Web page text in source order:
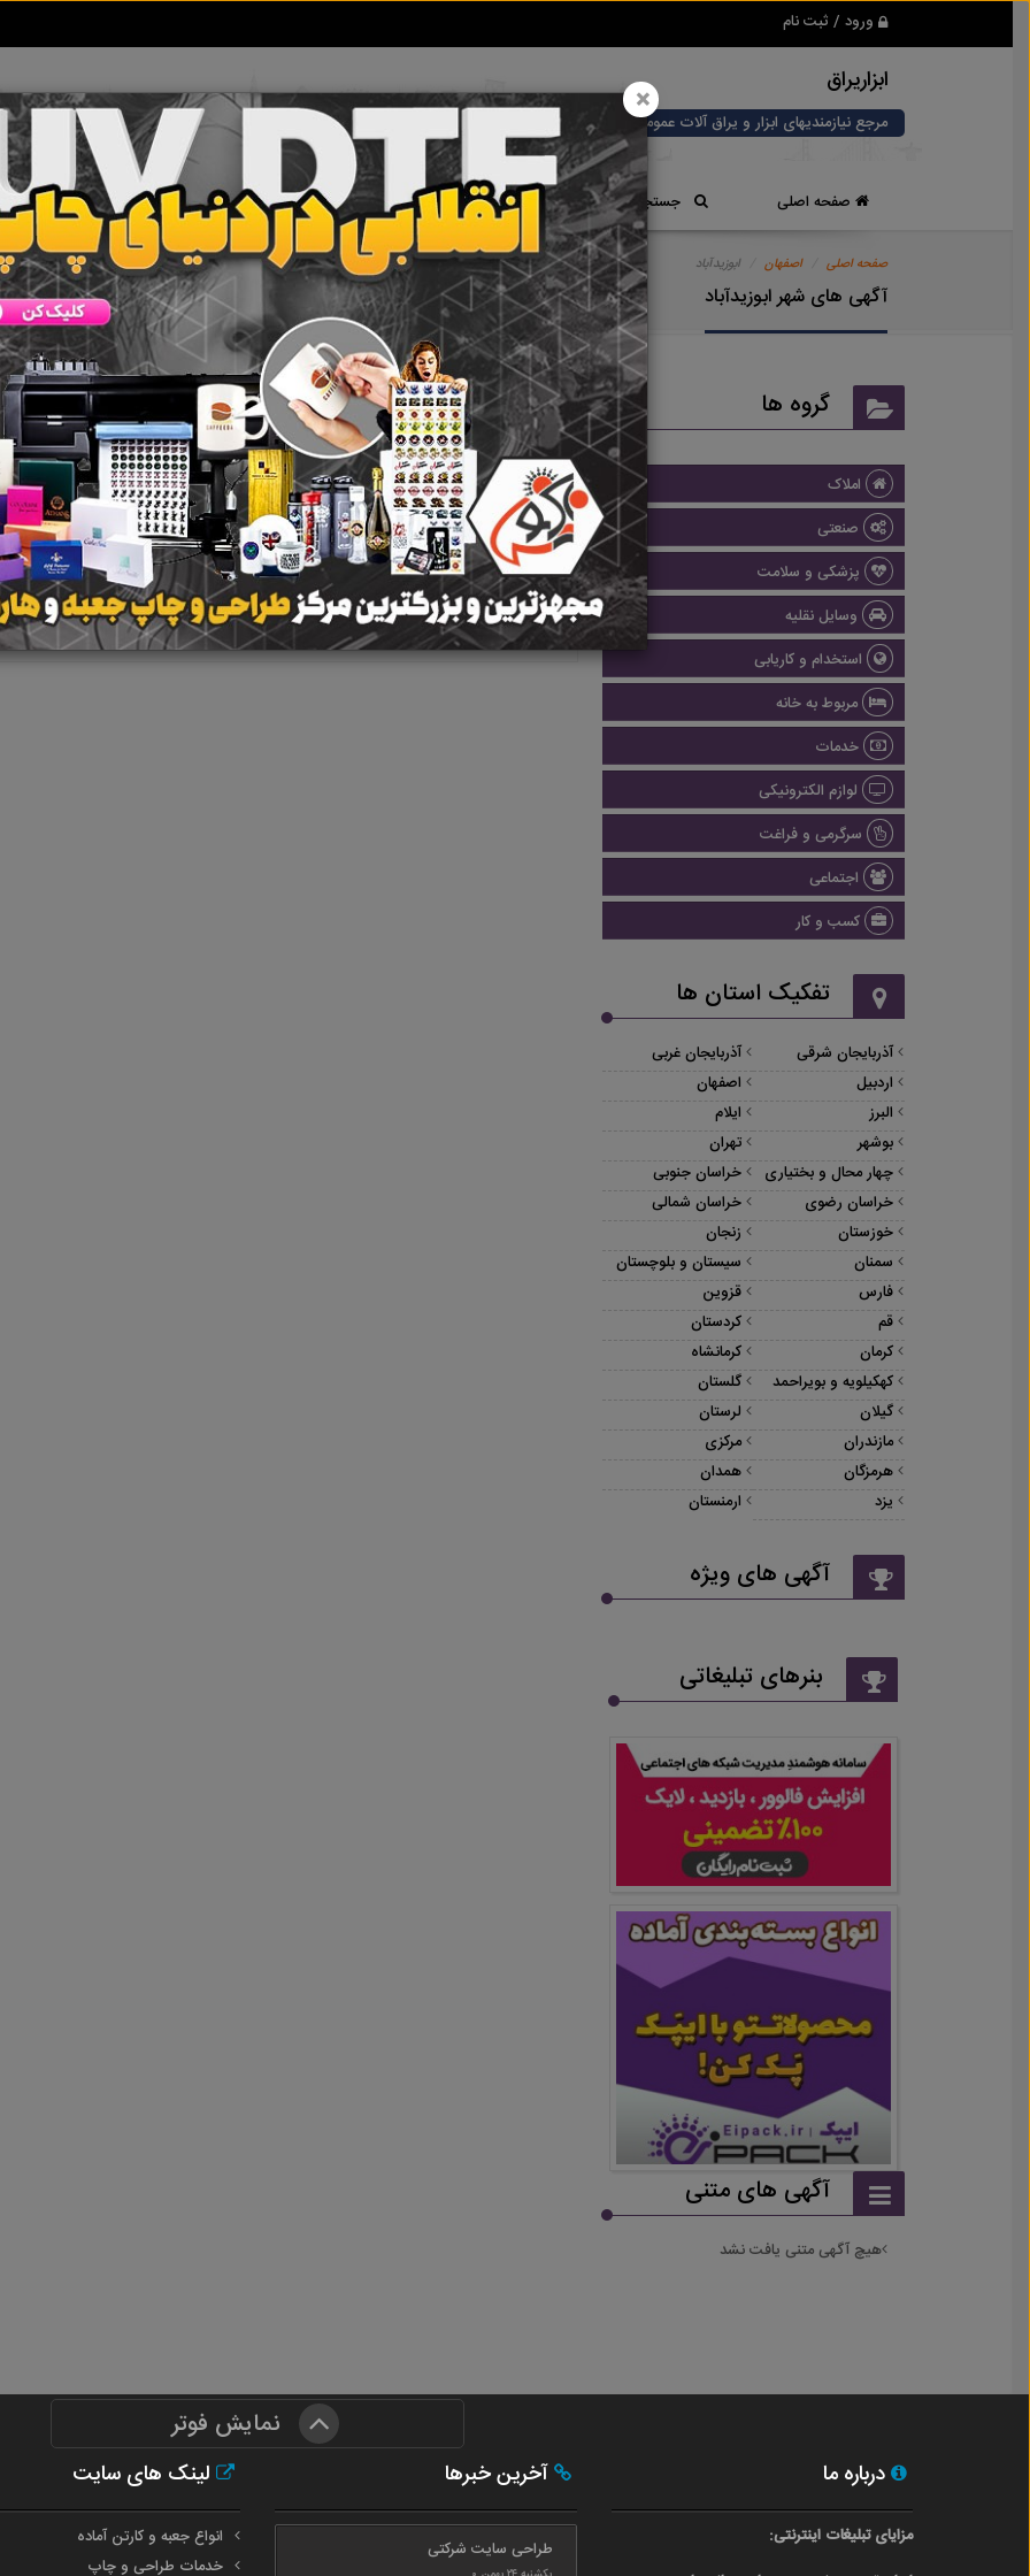
ورود / ثبت نام
ابزاریراق
مرجع نیازمندیهای ابزار و یراق آلات عمومی و صنعتی
صفحه اصلی جستجوی سریع تعرفه آگهی ها خبرهای سایت تماس با ما
صفحه اصلی اصفهان ابوزیدآباد
آگهی های شهر ابوزیدآباد
نتیجه ای
گروه ها
املاک
صنعتی
پزشکی و سلامت
وسایل نقلیه
استخدام و کاریابی
مربوط به خانه
خدمات
لوازم الکترونیکی
سرگرمی و فراغت
اجتماعی
کسب و کار
تفکیک استان ها
آذربایجان شرقی
آذربایجان غربی
اردبیل
اصفهان
البرز
ایلام
بوشهر
تهران
چهار محال و بختیاری
خراسان جنوبی
خراسان رضوی
خراسان شمالی
خوزستان
زنجان
سمنان
سیستان و بلوچستان
فارس
قزوین
قم
کردستان
کرمان
کرمانشاه
کهکیلویه و بویراحمد
گلستان
گیلان
لرستان
مازندران
مرکزی
هرمزگان
همدان
یزد
ارمنستان
آگهی های ویژه
بنرهای تبلیغاتی
آگهی های متنی
هیچ آگهی متنی یافت نشد
نمایش فوتر
درباره ما
مزایای تبلیغات اینترنتی:
آخرین خبرها
طراحی سایت شرکتی
لینک های سایت
انواع جعبه و کارتن آماده
خدمات طراحی و چاپ
×